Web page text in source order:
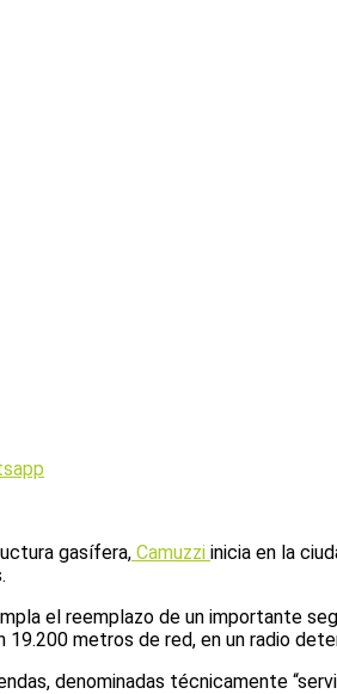
gasífera, Camuzzi inicia en la
el reemplazo de un importante
metros de red, en un radio
denominadas técnicamente